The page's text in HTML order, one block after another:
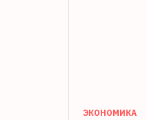
ЭКОНОМИКА